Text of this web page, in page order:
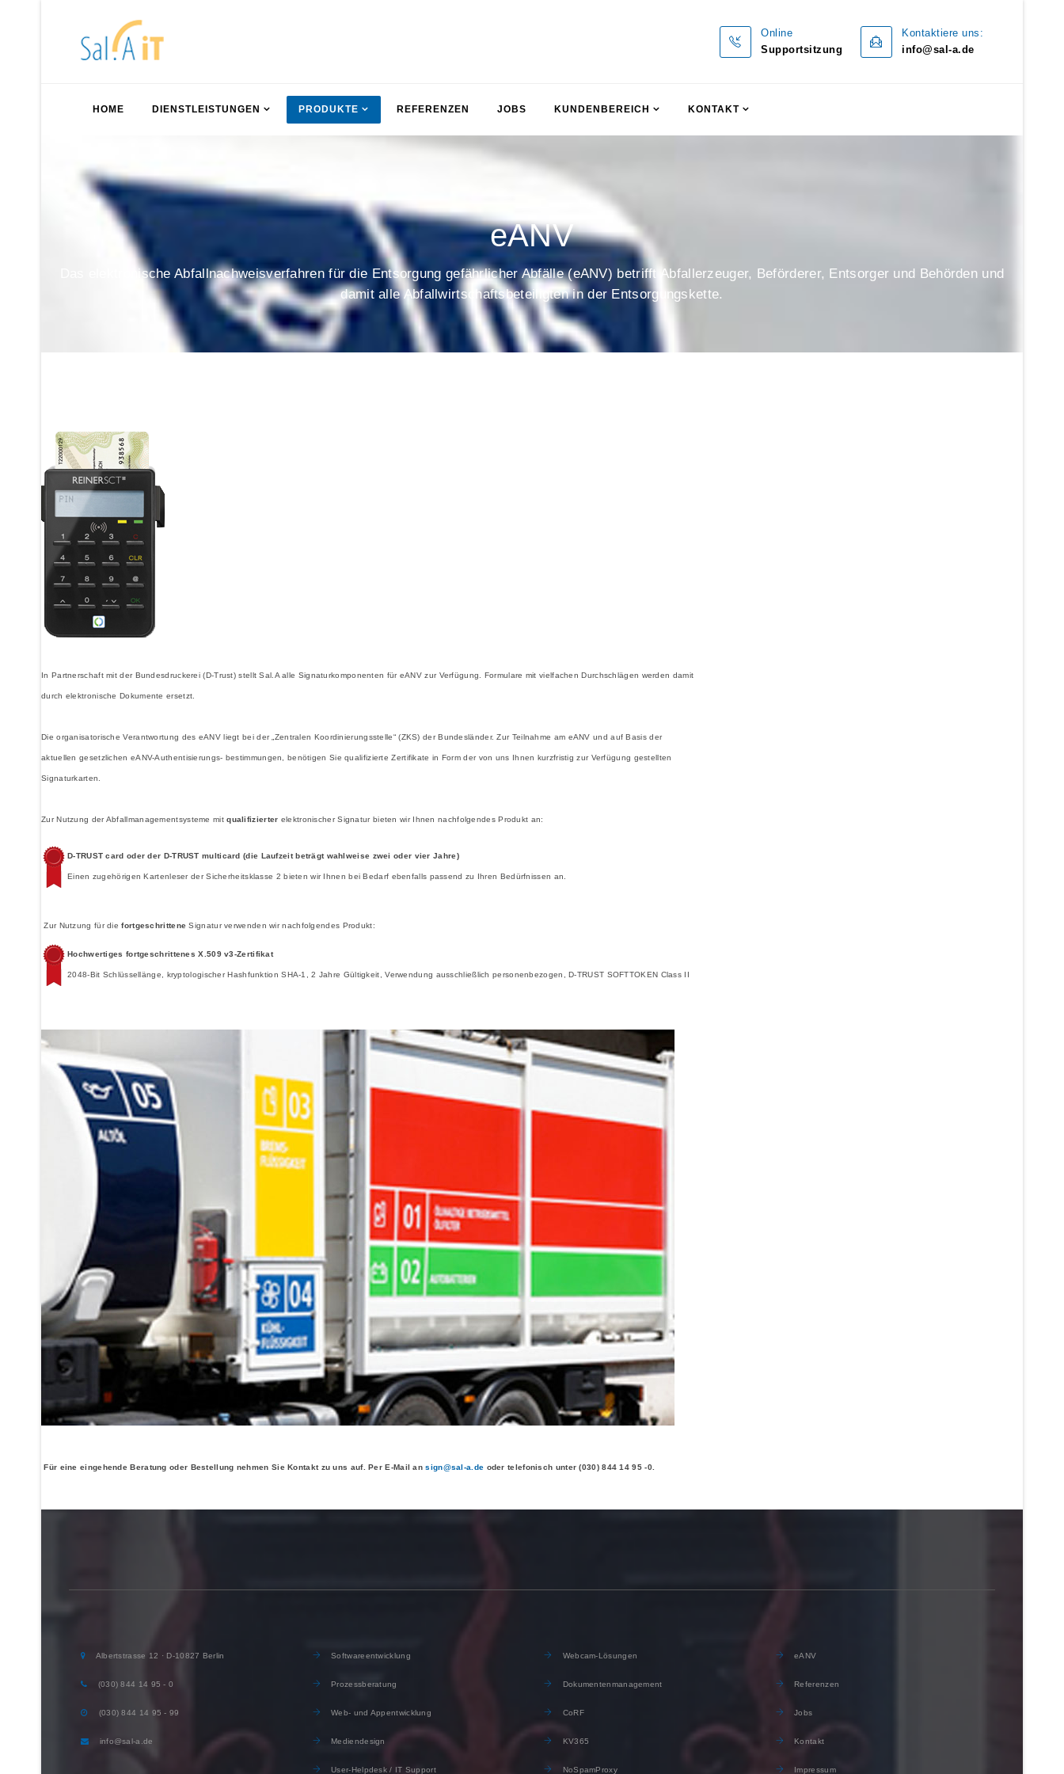
Online
Supportsitzung
Kontaktiere uns:
info@sal-a.de
HOME DIENSTLEISTUNGEN PRODUKTE REFERENZEN JOBS KUNDENBEREICH KONTAKT
eANV
Das elektronische Abfallnachweisverfahren für die Entsorgung gefährlicher Abfälle (eANV) betrifft Abfallerzeuger, Beförderer, Entsorger und Behörden und
damit alle Abfallwirtschaftsbeteiligten in der Entsorgungskette.
In Partnerschaft mit der Bundesdruckerei (D-Trust) stellt Sal.A alle Signaturkomponenten für eANV zur Verfügung. Formulare mit vielfachen Durchschlägen werden damit
durch elektronische Dokumente ersetzt.
Die organisatorische Verantwortung des eANV liegt bei der „Zentralen Koordinierungsstelle“ (ZKS) der Bundesländer. Zur Teilnahme am eANV und auf Basis der
aktuellen gesetzlichen eANV-Authentisierungs- bestimmungen, benötigen Sie qualifizierte Zertifikate in Form der von uns Ihnen kurzfristig zur Verfügung gestellten
Signaturkarten.
Zur Nutzung der Abfallmanagementsysteme mitqualifizierter elektronischer Signatur bieten wir Ihnen nachfolgendes Produkt an:
D-TRUST card oder der D-TRUST multicard (die Laufzeit beträgt wahlweise zwei oder vier Jahre)
Einen zugehörigen Kartenleser der Sicherheitsklasse 2 bieten wir Ihnen bei Bedarf ebenfalls passend zu Ihren Bedürfnissen an.
Zur Nutzung für diefortgeschrittene Signatur verwenden wir nachfolgendes Produkt:
Hochwertiges fortgeschrittenes X.509 v3-Zertifikat
2048-Bit Schlüssellänge, kryptologischer Hashfunktion SHA-1, 2 Jahre Gültigkeit, Verwendung ausschließlich personenbezogen, D-TRUST SOFTTOKEN Class II
Für eine eingehende Beratung oder Bestellung nehmen Sie Kontakt zu uns auf. Per E-Mail ansign@sal-a.de oder telefonisch unter (030) 844 14 95 -0.
Albertstrasse 12 · D-10827 Berlin
(030) 844 14 95 - 0
(030) 844 14 95 - 99
info@sal-a.de
Softwareentwicklung
Prozessberatung
Web- und Appentwicklung
Mediendesign
User-Helpdesk / IT Support
Webcam-Lösungen
Dokumentenmanagement
CoRF
KV365
NoSpamProxy
eANV
Referenzen
Jobs
Kontakt
Impressum